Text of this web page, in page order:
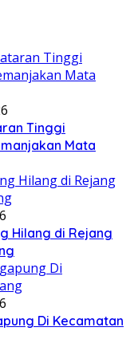
Tinggi
Mata
Hilang di Rejang
Di Kecamatan